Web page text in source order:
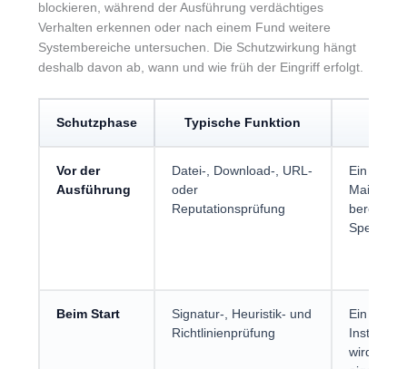
blockieren, während der Ausführung verdächtiges
Verhalten erkennen oder nach einem Fund weitere
Systembereiche untersuchen. Die Schutzwirkung hängt
deshalb davon ab, wann und wie früh der Eingriff erfolgt.
Schutzphase Typische Funktion
Vor der
Ausführung
Datei-, Download-, URL-
oder
Reputationsprüfung
Ein
Mail-
bereits
Beim Start
Signatur-, Heuristik- und
Richtlinienprüfung
Ein
wird vor